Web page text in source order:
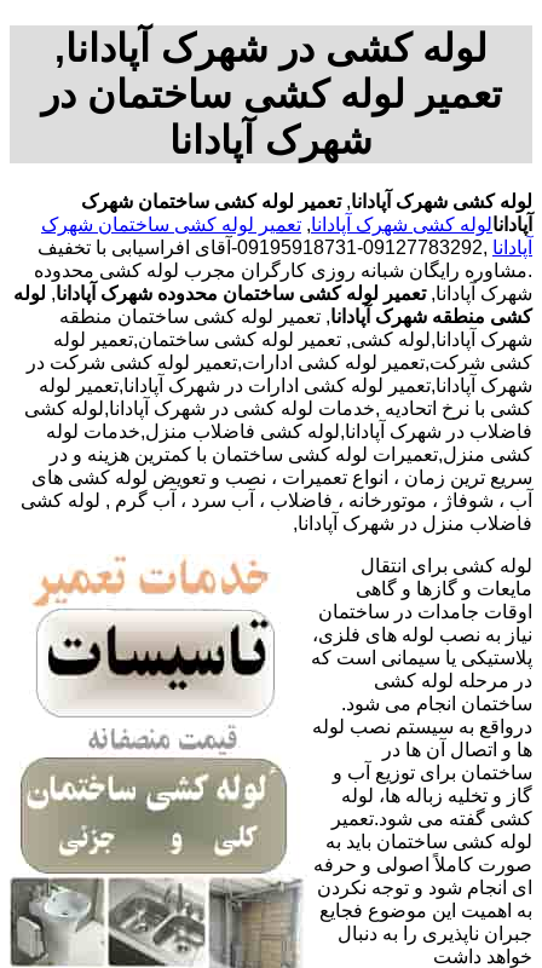
لوله کشی در شهرک آپادانا,
تعمیر لوله کشی ساختمان در
شهرک آپادانا
لوله کشی شهرک آپادانا,تعمیر لوله کشی ساختمان شهرک
آپادانالوله کشی شهرک آپادانا, تعمیر لوله کشی ساختمان شهرک
آپادانا
,09127783292-09195918731-آقای افراسیابی با تخفیف
.مشاوره رایگان شبانه روزی کارگران مجرب لوله کشی محدوده
شهرک آپادانا,تعمیر لوله کشی ساختمان محدوده شهرک آپادانا, لوله
کشی منطقه شهرک آپادانا, تعمیر لوله کشی ساختمان منطقه
شهرک آپادانا,لوله کشی, تعمیر لوله کشی ساختمان,تعمیر لوله
کشی شرکت,تعمیر لوله کشی ادارات,تعمیر لوله کشی شرکت در
شهرک آپادانا,تعمیر لوله کشی ادارات در شهرک آپادانا,تعمیر لوله
کشی با نرخ اتحادیه ,خدمات لوله کشی در شهرک آپادانا,لوله کشی
فاضلاب در شهرک آپادانا,لوله کشی فاضلاب منزل,خدمات لوله
کشی منزل,تعمیرات لوله کشی ساختمان با کمترین هزینه و در
سریع ترین زمان ، انواع تعمیرات ، نصب و تعویض لوله کشی های
آب ، شوفاژ ، موتورخانه ، فاضلاب ، آب سرد ، آب گرم , لوله کشی
فاضلاب منزل در شهرک آپادانا,
لوله کشی برای انتقال
مایعات و گازها و گاهی
اوقات جامدات در ساختمان
نیاز به نصب لوله های فلزی،
پلاستیکی یا سیمانی است که
در مرحله لوله کشی
ساختمان انجام می شود.
درواقع به سیستم نصب لوله
ها و اتصال آن ها در
ساختمان برای توزیع آب و
گاز و تخلیه زباله ها، لوله
کشی گفته می شود.تعمیر
لوله کشی ساختمان باید به
صورت کاملاً اصولی و حرفه
ای انجام شود و توجه نکردن
به اهمیت این موضوع فجایع
جبران ناپذیری را به دنبال
خواهد داشت